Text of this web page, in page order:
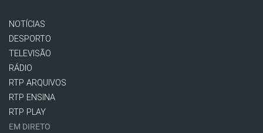
NOTÍCIAS
DESPORTO
TELEVISÃO
RÁDIO
RTP ARQUIVOS
RTP ENSINA
RTP PLAY
EM DIRETO